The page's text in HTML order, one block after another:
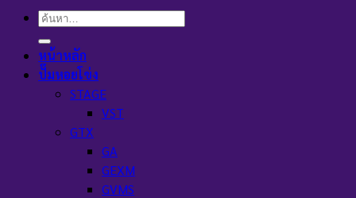
ค้นหา:
หน้าหลัก
ปั๊มหอยโข่ง
STAGE
VST
GTX
GA
GEXM
GVMS